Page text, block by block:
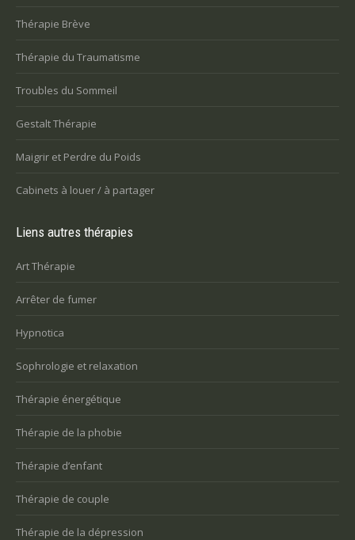
Thérapie Brève
Thérapie du Traumatisme
Troubles du Sommeil
Gestalt Thérapie
Maigrir et Perdre du Poids
Cabinets à louer / à partager
Liens autres thérapies
Art Thérapie
Arrêter de fumer
Hypnotica
Sophrologie et relaxation
Thérapie énergétique
Thérapie de la phobie
Thérapie d’enfant
Thérapie de couple
Thérapie de la dépression